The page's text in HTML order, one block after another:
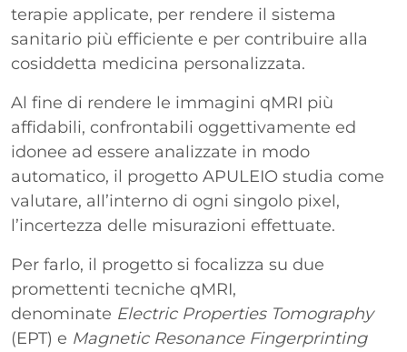
terapie applicate, per rendere il sistema
sanitario più efficiente e per contribuire alla
cosiddetta medicina personalizzata.
Al fine di rendere le immagini qMRI più
affidabili, confrontabili oggettivamente ed
idonee ad essere analizzate in modo
automatico, il progetto APULEIO studia come
valutare, all’interno di ogni singolo pixel,
l’incertezza delle misurazioni effettuate.
Per farlo, il progetto si focalizza su due
promettenti tecniche qMRI,
denominate Electric Properties Tomography
(EPT) e Magnetic Resonance Fingerprinting